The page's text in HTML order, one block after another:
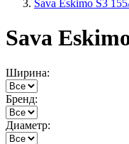
Sava Eskimo S3
Sava
Ширина:
Бренд:
Диаметр: